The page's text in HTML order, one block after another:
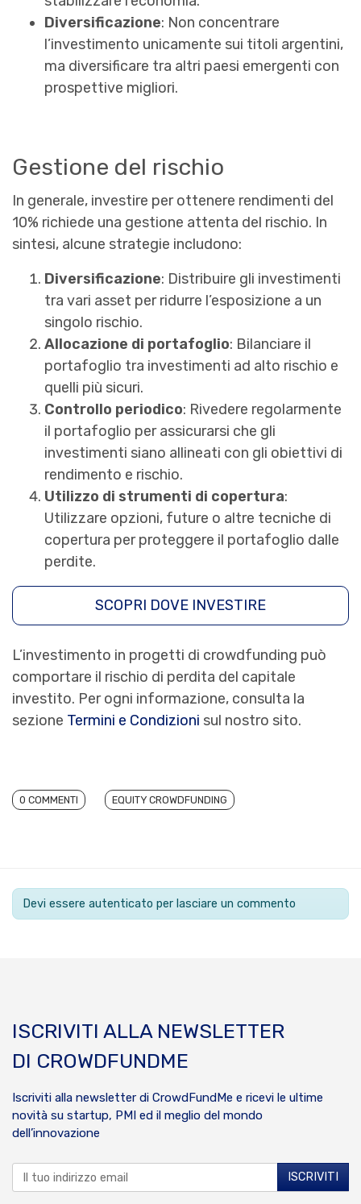
Diversificazione: Non concentrare
l’investimento unicamente sui titoli argentini,
ma diversificare tra altri paesi emergenti con
prospettive migliori.
Gestione del rischio
In generale, investire per ottenere rendimenti del
10% richiede una gestione attenta del rischio. In
sintesi, alcune strategie includono:
Diversificazione: Distribuire gli investimenti
tra vari asset per ridurre l’esposizione a un
singolo rischio.
Allocazione di portafoglio: Bilanciare il
portafoglio tra investimenti ad alto rischio e
quelli più sicuri.
Controllo periodico: Rivedere regolarmente
il portafoglio per assicurarsi che gli
investimenti siano allineati con gli obiettivi di
rendimento e rischio.
Utilizzo di strumenti di copertura:
Utilizzare opzioni, future o altre tecniche di
copertura per proteggere il portafoglio dalle
perdite.
SCOPRI DOVE INVESTIRE
L’investimento in progetti di crowdfunding può
comportare il rischio di perdita del capitale
investito. Per ogni informazione, consulta la
sezione Termini e Condizioni sul nostro sito.
0 COMMENTI EQUITY CROWDFUNDING
Devi essere autenticato per lasciare un commento
ISCRIVITI ALLA NEWSLETTER
DI CROWDFUNDME
Iscriviti alla newsletter di CrowdFundMe e ricevi le ultime
novità su startup, PMI ed il meglio del mondo
dell’innovazione